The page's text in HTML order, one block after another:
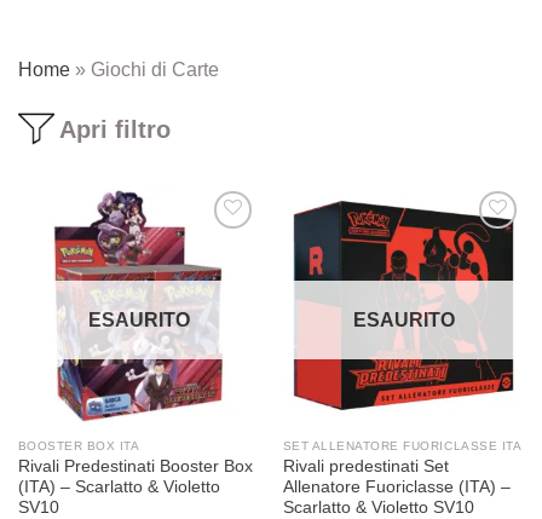
Home » Giochi di Carte
Apri filtro
alla lista
dei
desideri
ESAURITO
BOOSTER BOX ITA
Rivali Predestinati Booster Box
(ITA) – Scarlatto & Violetto
SV10
Aggiungi
alla lista
dei
desideri
ESAURITO
SET ALLENATORE FUORICLASSE ITA
Rivali predestinati Set
Allenatore Fuoriclasse (ITA) –
Scarlatto & Violetto SV10